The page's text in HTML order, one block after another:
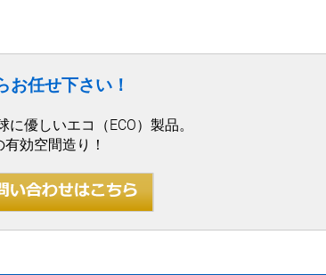
お任せ下さい！
優しいエコ（ECO）製品。
効空間造り！